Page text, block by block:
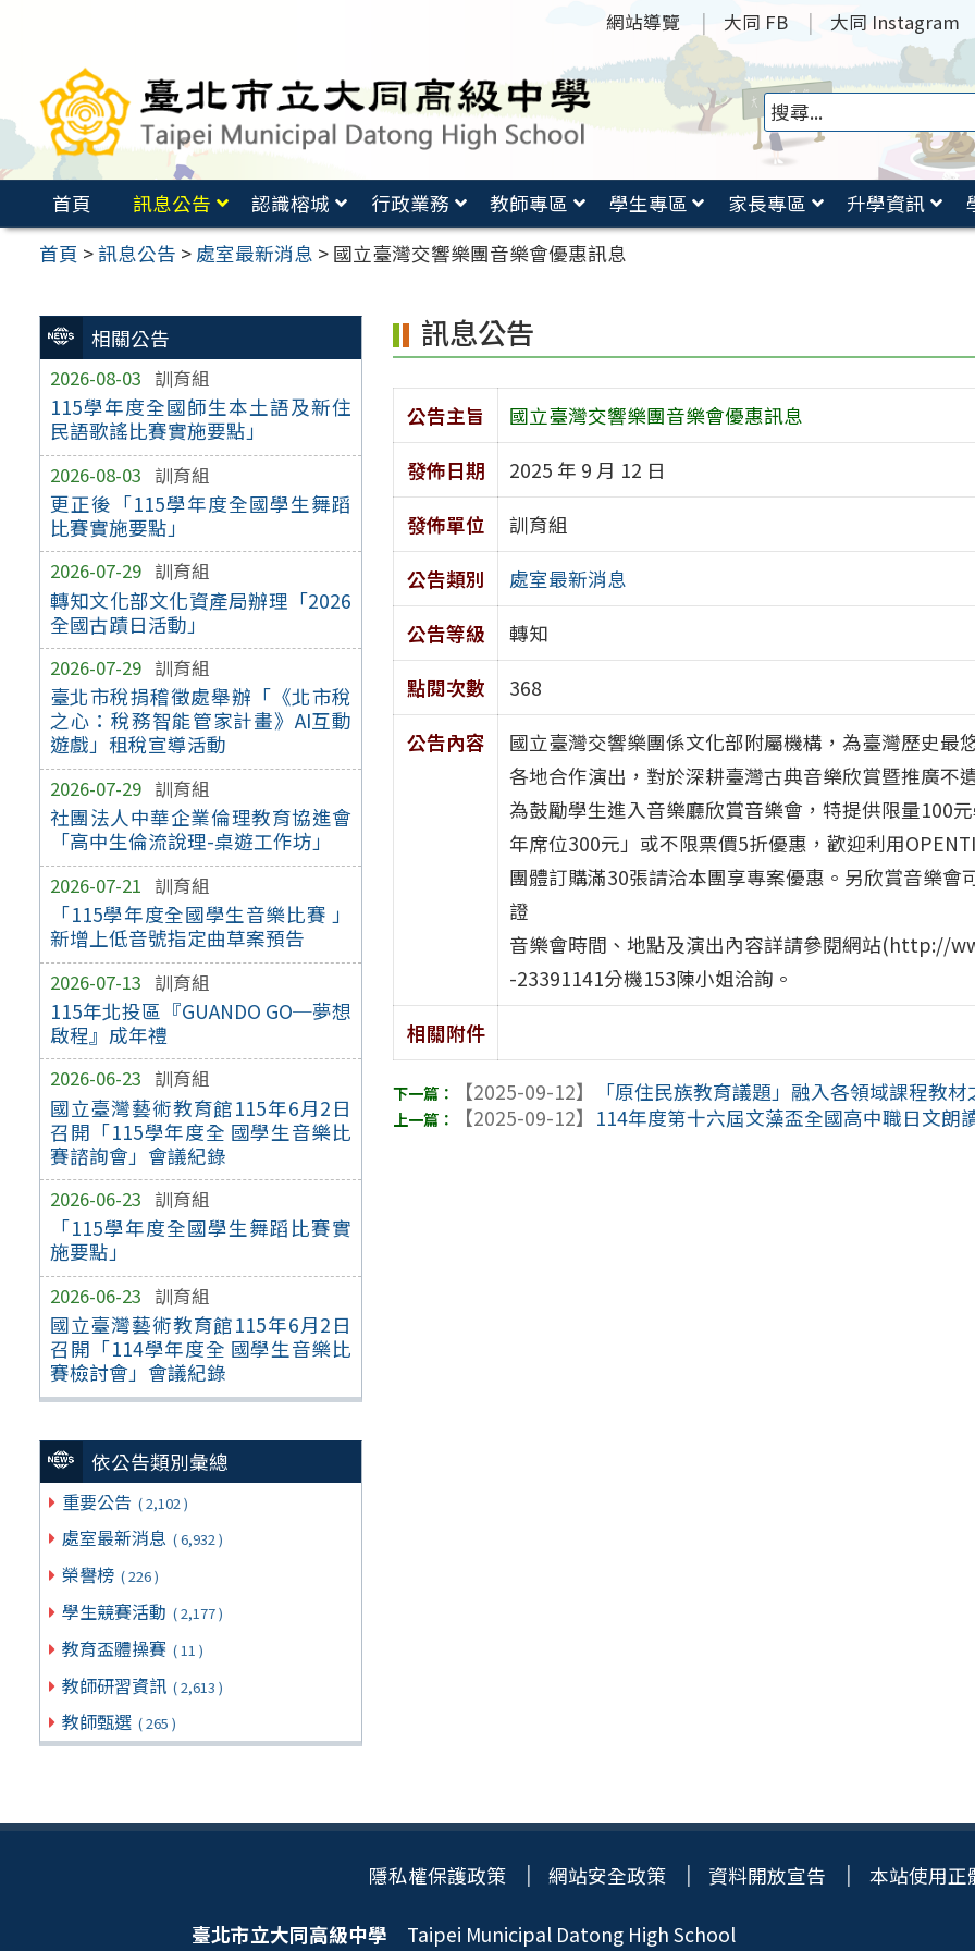
要
容
網站導覽 大同 FB 大同 Instagram
首頁 訊息公告 認識榕城 行政業務 教師專區 學生專區 家長專區 升學資訊
首頁 >訊息公告 > 處室最新消息 > 國立臺灣交響樂團音樂會優惠訊息
相關公告
2026-08-03 訓育組
115學年度全國師生本土語及新住
民語歌謠比賽實施要點」
2026-08-03 訓育組
更正後「115學年度全國學生舞蹈
比賽實施要點」
2026-07-29 訓育組
轉知文化部文化資產局辦理「2026
全國古蹟日活動」
2026-07-29 訓育組
臺北市稅捐稽徵處舉辦「《北市稅
之心：稅務智能管家計畫》AI互動
遊戲」租稅宣導活動
2026-07-29 訓育組
社團法人中華企業倫理教育協進會
「高中生倫流說理-桌遊工作坊」
2026-07-21 訓育組
「115學年度全國學生音樂比賽 」
新增上低音號指定曲草案預告
2026-07-13 訓育組
115年北投區『GUANDO GO─夢想
啟程』成年禮
2026-06-23 訓育組
國立臺灣藝術教育館115年6月2日
召開「115學年度全 國學生音樂比
賽諮詢會」會議紀錄
2026-06-23 訓育組
「115學年度全國學生舞蹈比賽實
施要點」
2026-06-23 訓育組
國立臺灣藝術教育館115年6月2日
召開「114學年度全 國學生音樂比
賽檢討會」會議紀錄
依公告類別彙總
重要公告 ( 2,102 )
處室最新消息 ( 6,932 )
榮譽榜 ( 226 )
學生競賽活動 ( 2,177 )
教育盃體操賽 ( 11 )
教師研習資訊 ( 2,613 )
教師甄選 ( 265 )
訊息公告
公告主旨
國立臺灣交響樂團音樂會優惠訊息
發佈日期
2025 年 9 月 12 日
發佈單位
訓育組
公告類別
處室最新消息
公告等級
轉知
點閱次數
368
公告內容
國立臺灣交響樂團係文化部附屬機構，為臺灣歷史
各地合作演出，對於深耕臺灣古典音樂欣賞暨推廣不
為鼓勵學生進入音樂廳欣賞音樂會，特提供限量100
年席位300元」或不限票價5折優惠，歡迎利用
團體訂購滿30張請洽本團享專案優惠。另欣賞音樂
證
音樂會時間、地點及演出內容詳請參閱網站(http://
-23391141分機153陳小姐洽詢。
相關附件
【2025-09-12】
「原住民族教育議題」融入各領域課程教材
【2025-09-12】 114年度第十六屆文藻盃全國高中職日文朗
隱私權保護政策 網站安全政策 資料開放宣告 本站使用正
臺北市立大同高級中學 Taipei Municipal Datong High School